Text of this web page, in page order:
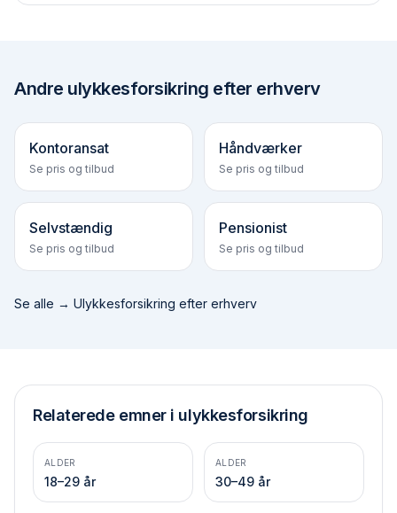
Andre ulykkesforsikring efter erhverv
Kontoransat
Se pris og tilbud
Håndværker
Se pris og tilbud
Selvstændig
Se pris og tilbud
Pensionist
Se pris og tilbud
Se alle → Ulykkesforsikring efter erhverv
Relaterede emner i ulykkesforsikring
ALDER
18–29 år
ALDER
30–49 år